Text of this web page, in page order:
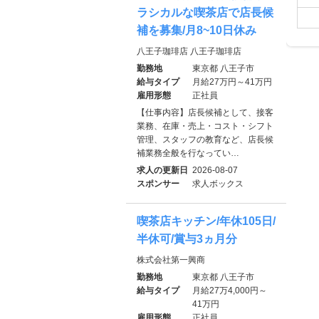
ラシカルな喫茶店で店長候
補を募集/月8~10日休み
八王子珈琲店 八王子珈琲店
勤務地
東京都 八王子市
給与タイプ
月給27万円～41万円
雇用形態
正社員
【仕事内容】店長候補として、接客
業務、在庫・売上・コスト・シフト
管理、スタッフの教育など、店長候
補業務全般を行なってい…
求人の更新日
2026-08-07
スポンサー
求人ボックス
喫茶店キッチン/年休105日/
半休可/賞与3ヵ月分
株式会社第一興商
勤務地
東京都 八王子市
給与タイプ
月給27万4,000円～
41万円